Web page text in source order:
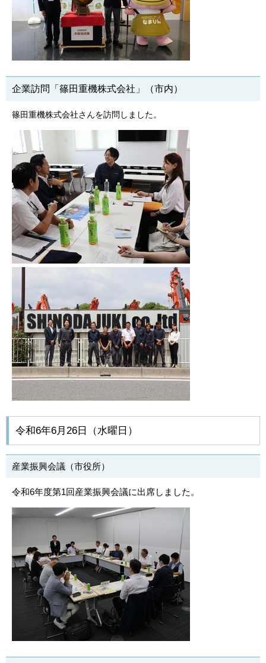
企業訪問「篠田重機株式会社」（市内）
篠田重機株式会社さんを訪問しました。
令和6年6月26日（水曜日）
産業振興会議（市役所）
令和6年度第1回産業振興会議に出席しました。